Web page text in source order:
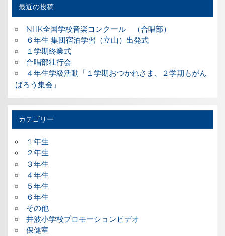
最近の投稿
NHK全国学校音楽コンクール （合唱部）
６年生 集団宿泊学習（立山）出発式
１学期終業式
合唱部壮行会
４年生学級活動「１学期おつかれさま、２学期もがん
ばろう集会」
カテゴリー
１年生
２年生
３年生
４年生
５年生
６年生
その他
井波小学校プロモーションビデオ
保健室